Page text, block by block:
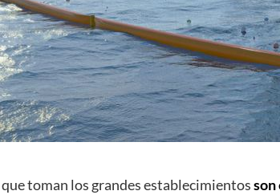
que toman los grandes establecimientosson